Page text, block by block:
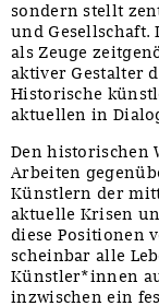
sondern stellt
und Gesellschaft.
als Zeuge
aktiver Gestalter
Historische
aktuellen in
Den historischen
Arbeiten
Künstlern der
aktuelle Krisen
diese Positionen
scheinbar alle
Künstler*innen
inzwischen ein